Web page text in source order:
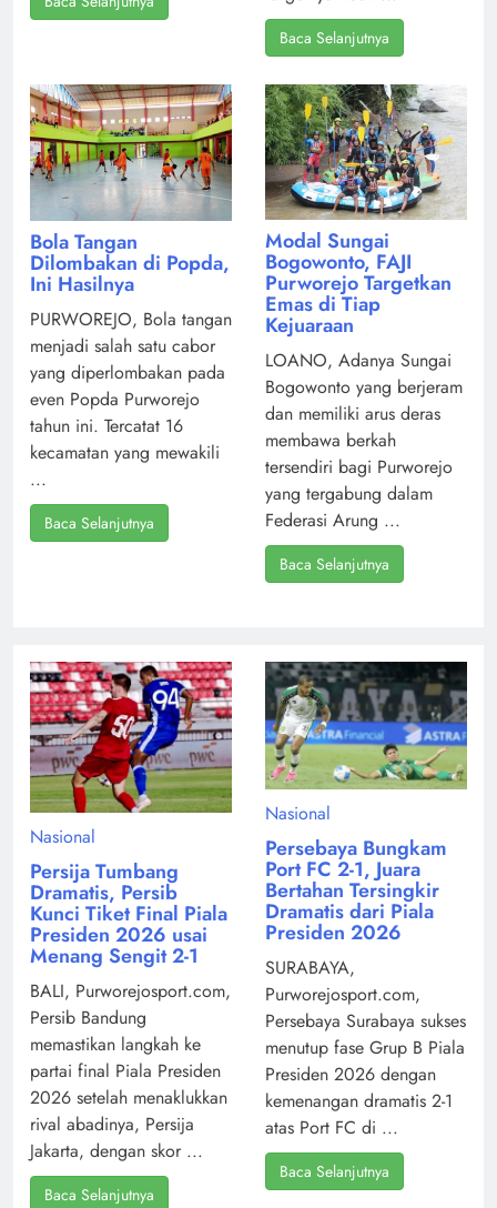
Baca Selanjutnya
Bola Tangan
Dilombakan di Popda,
Ini Hasilnya
PURWOREJO, Bola tangan
menjadi salah satu cabor
yang diperlombakan pada
even Popda Purworejo
tahun ini. Tercatat 16
kecamatan yang mewakili
...
Baca Selanjutnya
Modal Sungai
Bogowonto, FAJI
Purworejo Targetkan
Emas di Tiap
Kejuaraan
LOANO, Adanya Sungai
Bogowonto yang berjeram
dan memiliki arus deras
membawa berkah
tersendiri bagi Purworejo
yang tergabung dalam
Federasi Arung ...
Baca Selanjutnya
Nasional
Persija Tumbang
Dramatis, Persib
Kunci Tiket Final Piala
Presiden 2026 usai
Menang Sengit 2-1
BALI, Purworejosport.com,
Persib Bandung
memastikan langkah ke
partai final Piala Presiden
2026 setelah menaklukkan
rival abadinya, Persija
Jakarta, dengan skor ...
Baca Selanjutnya
Nasional
Persebaya Bungkam
Port FC 2-1, Juara
Bertahan Tersingkir
Dramatis dari Piala
Presiden 2026
SURABAYA,
Purworejosport.com,
Persebaya Surabaya sukses
menutup fase Grup B Piala
Presiden 2026 dengan
kemenangan dramatis 2-1
atas Port FC di ...
Baca Selanjutnya